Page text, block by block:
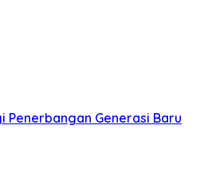
Penerbangan Generasi Baru